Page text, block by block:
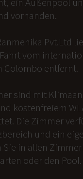
vorhanden.
Pvt.Ltd
vom
Colombo entfernt.
sind mit
kostenfreiem
Die Zimmer
und ein
Sie in allen
oder den Pool.